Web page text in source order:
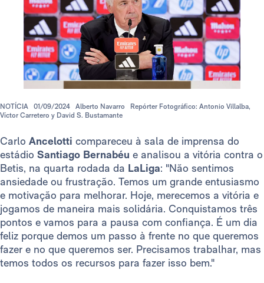
NOTÍCIA 01/09/2024 Alberto Navarro
Repórter Fotográfico: Antonio Villalba,
Víctor Carretero y David S. Bustamante
Carlo Ancelotti compareceu à sala de imprensa do
estádio Santiago Bernabéu e analisou a vitória contra o
Betis, na quarta rodada da LaLiga: "Não sentimos
ansiedade ou frustração. Temos um grande entusiasmo
e motivação para melhorar. Hoje, merecemos a vitória e
jogamos de maneira mais solidária. Conquistamos três
pontos e vamos para a pausa com confiança. É um dia
feliz porque demos um passo à frente no que queremos
fazer e no que queremos ser. Precisamos trabalhar, mas
temos todos os recursos para fazer isso bem."